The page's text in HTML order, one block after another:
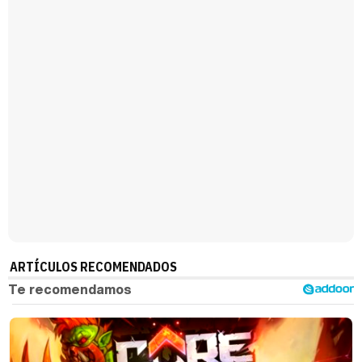
ARTÍCULOS RECOMENDADOS